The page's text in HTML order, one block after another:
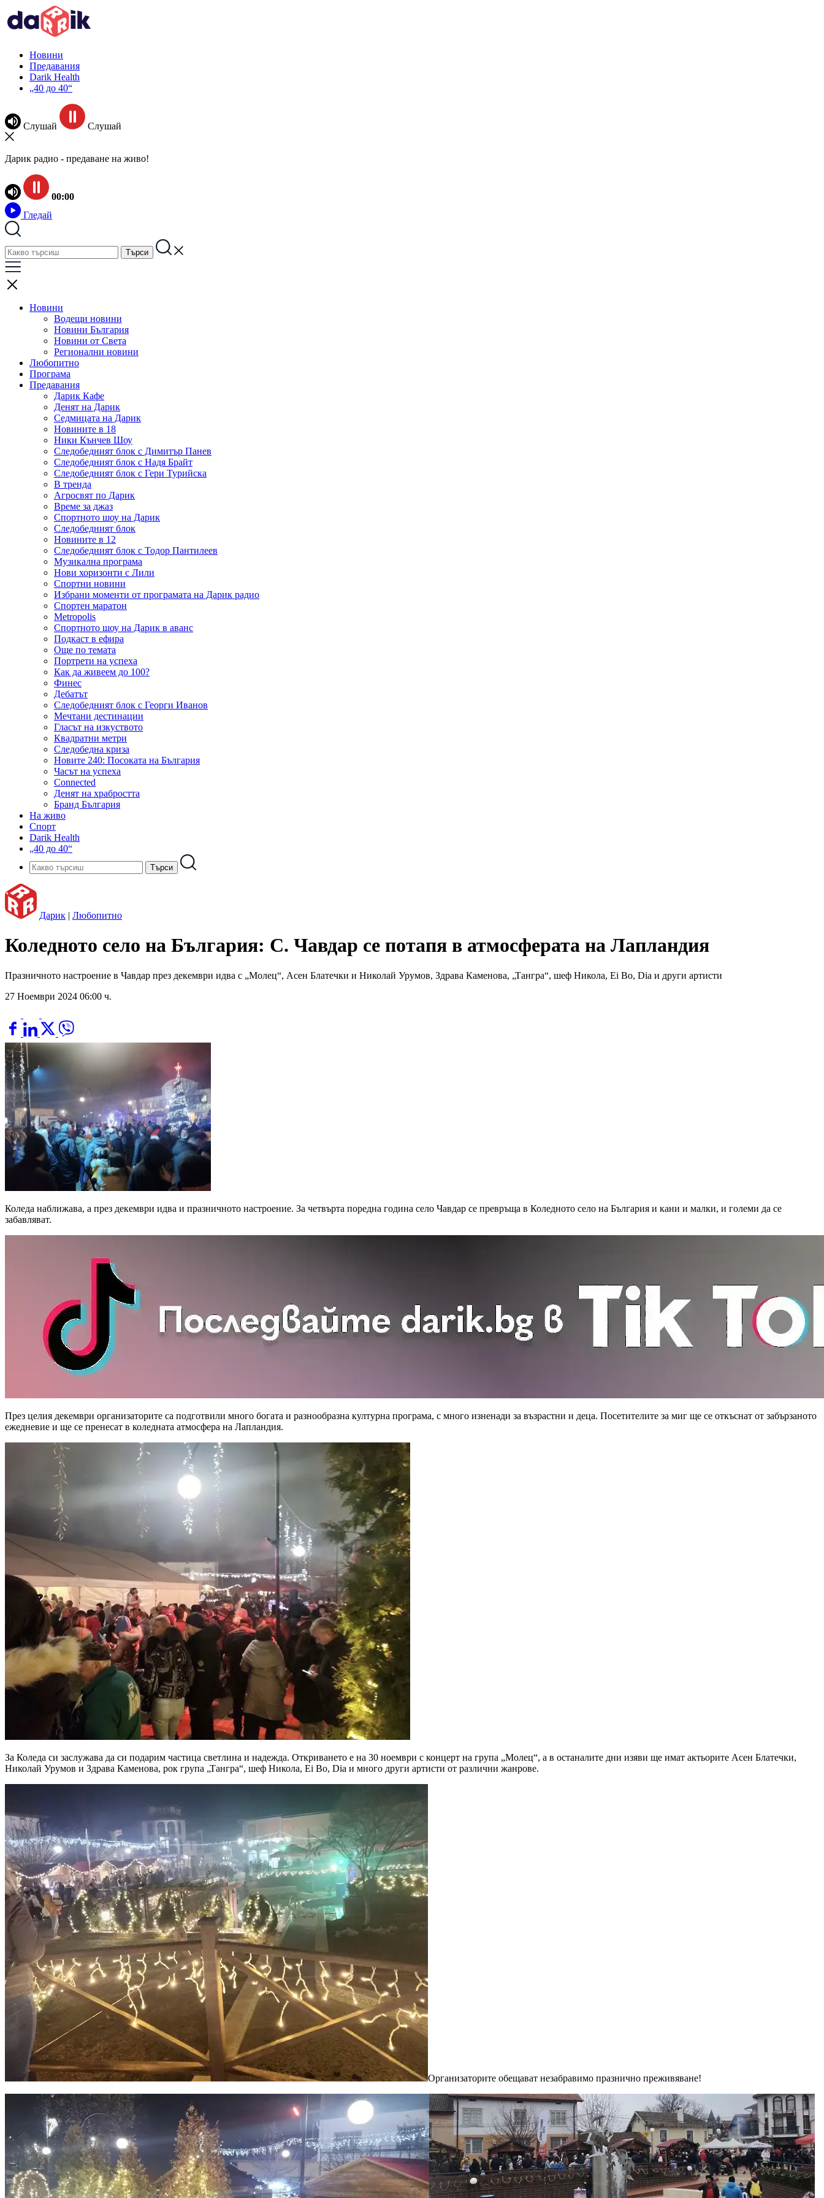
Новини
Предавания
Darik Health
„40 до 40“
Слушай Слушай
Дарик радио - предаване на живо!
00:00
Гледай
Новини
Водещи новини
Новини България
Новини от Света
Регионални новини
Любопитно
Програма
Предавания
Дарик Кафе
Денят на Дарик
Седмицата на Дарик
Новините в 18
Ники Кънчев Шоу
Следобедният блок с Димитър Панев
Следобедният блок с Надя Брайт
Следобедният блок с Гери Турийска
В тренда
Агросвят по Дарик
Време за джаз
Спортното шоу на Дарик
Следобедният блок
Новините в 12
Следобедният блок с Тодор Пантилеев
Музикална програма
Нови хоризонти с Лили
Спортни новини
Избрани моменти от програмата на Дарик радио
Спортен маратон
Metropolis
Спортното шоу на Дарик в аванс
Подкаст в ефира
Още по темата
Портрети на успеха
Как да живеем до 100?
Финес
Дебатът
Следобедният блок с Георги Иванов
Мечтани дестинации
Гласът на изкуството
Квадратни метри
Следобедна криза
Новите 240: Посоката на България
Часът на успеха
Connected
Денят на храбростта
Бранд България
На живо
Спорт
Darik Health
„40 до 40“
Дарик | Любопитно
Коледното село на България: С. Чавдар се потапя в атмосферата на Лапландия
Празничното настроение в Чавдар през декември идва с „Молец“, Асен Блатечки и Николай Урумов, Здрава Каменова, „Тангра“, шеф Никола, Ei Bo, Dia и други артисти
27 Ноември 2024 06:00 ч.
Коледа наближава, а през декември идва и празничното настроение. За четвърта поредна година село Чавдар се превръща в Коледното село на България и кани и малки, и големи да се
забавляват.
През целия декември организаторите са подготвили много богата и разнообразна културна програма, с много изненади за възрастни и деца. Посетителите за миг ще се откъснат от забързаното
ежедневие и ще се пренесат в коледната атмосфера на Лапландия.
За Коледа си заслужава да си подарим частица светлина и надежда. Откриването е на 30 ноември с концерт на група „Молец“, а в останалите дни изяви ще имат актьорите Асен Блатечки,
Николай Урумов и Здрава Каменова, рок група „Тангра“, шеф Никола, Ei Bo, Dia и много други артисти от различни жанрове.
Организаторите обещават незабравимо празнично преживяване!